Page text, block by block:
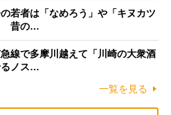
若者は「なめろう」や「キヌカツ
昔の…
線で多摩川越えて「川崎の大衆酒
ノス…
一覧を見る